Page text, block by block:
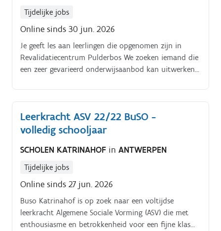
Tijdelijke jobs
Online sinds 30 jun. 2026
Je geeft les aan leerlingen die opgenomen zijn in
Revalidatiecentrum Pulderbos We zoeken iemand die
een zeer gevarieerd onderwijsaanbod kan uitwerken
Waar de focus ligt hangt af van de leerlingen die
worden opgenomen in het Revalidatiecentrum.
Leerkracht ASV 22/22 BuSO -
volledig schooljaar
SCHOLEN KATRINAHOF in ANTWERPEN
Tijdelijke jobs
Online sinds 27 jun. 2026
Buso Katrinahof is op zoek naar een voltijdse
leerkracht Algemene Sociale Vorming (ASV) die met
enthousiasme en betrokkenheid voor een fijne klas